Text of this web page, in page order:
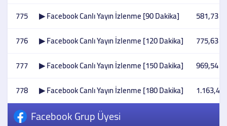
775
▶ Facebook Canlı Yayın İzlenme [90 Dakika]
581,73 TL
776
▶ Facebook Canlı Yayın İzlenme [120 Dakika]
775,63 TL
777
▶ Facebook Canlı Yayın İzlenme [150 Dakika]
969,54 TL
778
▶ Facebook Canlı Yayın İzlenme [180 Dakika] 1.163,45
Facebook Grup Üyesi